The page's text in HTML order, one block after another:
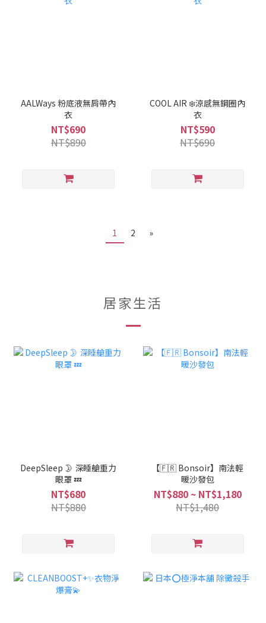
AALWays 粉底液無肩帶內
衣
NT$690
NT$890
COOL AIR ❄️涼感無鋼圈內
衣
NT$590
NT$690
1 2 »
居家生活
DeepSleep 🌛 深睡艙重力
眼罩 💤
NT$680
NT$880
【🇫🇷 Bonsoir】南法輕
暖沙發包
NT$880 ~ NT$1,180
NT$1,480